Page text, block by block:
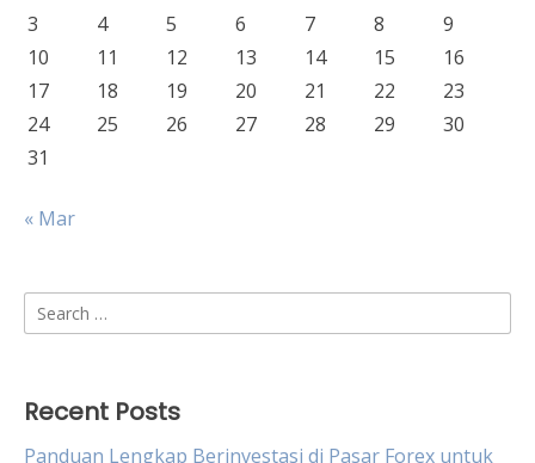
3
4 5 6 7 8
9
10
11 12 13 14 15
16
17
18 19 20 21 22
23
24
25 26 27 28 29
30
31
« Mar
Search
for:
Recent Posts
Panduan Lengkap Berinvestasi di Pasar Forex untuk